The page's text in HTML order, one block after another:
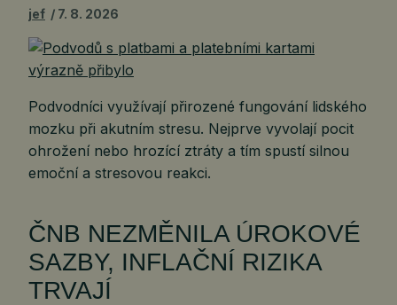
jef 7. 8. 2026
Podvodníci využívají přirozené fungování lidského
mozku při akutním stresu. Nejprve vyvolají pocit
ohrožení nebo hrozící ztráty a tím spustí silnou
emoční a stresovou reakci.
ČNB NEZMĚNILA ÚROKOVÉ
SAZBY, INFLAČNÍ RIZIKA
TRVAJÍ